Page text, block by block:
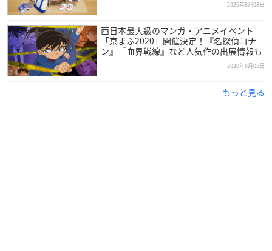
2020年8月08日
西日本最大級のマンガ・アニメイベント
「京まふ2020」開催決定！『名探偵コナ
ン』『血界戦線』など人気作の出展情報も
2020年8月05日
もっと見る